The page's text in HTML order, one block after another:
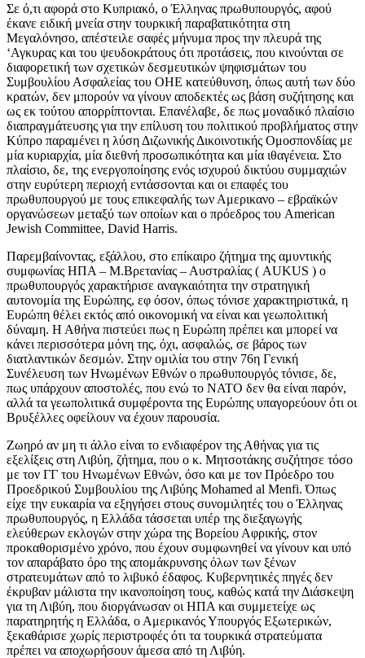
Σε ό,τι αφορά στο Κυπριακό, ο Έλληνας πρωθυπουργός, αφού
έκανε ειδική μνεία στην τουρκική παραβατικότητα στη
Μεγαλόνησο, απέστειλε σαφές μήνυμα προς την πλευρά της
‘Αγκυρας και του ψευδοκράτους ότι προτάσεις, που κινούνται σε
διαφορετική των σχετικών δεσμευτικών ψηφισμάτων του
Συμβουλίου Ασφαλείας του ΟΗΕ κατεύθυνση, όπως αυτή των δύο
κρατών, δεν μπορούν να γίνουν αποδεκτές ως βάση συζήτησης και
ως εκ τούτου απορρίπτονται. Επανέλαβε, δε πως μοναδικό πλαίσιο
διαπραγμάτευσης για την επίλυση του πολιτικού προβλήματος στην
Κύπρο παραμένει η λύση Διζωνικής Δικοινοτικής Ομοσπονδίας με
μία κυριαρχία, μία διεθνή προσωπικότητα και μία ιθαγένεια. Στο
πλαίσιο, δε, της ενεργοποίησης ενός ισχυρού δικτύου συμμαχιών
στην ευρύτερη περιοχή εντάσσονται και οι επαφές του
πρωθυπουργού με τους επικεφαλής των Αμερικανο – εβραϊκών
οργανώσεων μεταξύ των οποίων και ο πρόεδρος του American
Jewish Committee, David Harris.
Παρεμβαίνοντας, εξάλλου, στο επίκαιρο ζήτημα της αμυντικής
συμφωνίας ΗΠΑ – Μ.Βρετανίας – Αυστραλίας ( AUKUS ) ο
πρωθυπουργός χαρακτήρισε αναγκαιότητα την στρατηγική
αυτονομία της Ευρώπης, εφ όσον, όπως τόνισε χαρακτηριστικά, η
Ευρώπη θέλει εκτός από οικονομική να είναι και γεωπολιτική
δύναμη. Η Αθήνα πιστεύει πως η Ευρώπη πρέπει και μπορεί να
κάνει περισσότερα μόνη της, όχι, ασφαλώς, σε βάρος των
διατλαντικών δεσμών. Στην ομιλία του στην 76η Γενική
Συνέλευση των Ηνωμένων Εθνών ο πρωθυπουργός τόνισε, δε,
πως υπάρχουν αποστολές, που ενώ το ΝΑΤΟ δεν θα είναι παρόν,
αλλά τα γεωπολιτικά συμφέροντα της Ευρώπης υπαγορεύουν ότι οι
Βρυξέλλες οφείλουν να έχουν παρουσία.
Ζωηρό αν μη τι άλλο είναι το ενδιαφέρον της Αθήνας για τις
εξελίξεις στη Λιβύη, ζήτημα, που ο κ. Μητσοτάκης συζήτησε τόσο
με τον ΓΓ του Ηνωμένων Εθνών, όσο και με τον Πρόεδρο του
Προεδρικού Συμβουλίου της Λιβύης Mohamed al Menfi. Όπως
είχε την ευκαιρία να εξηγήσει στους συνομιλητές του ο Έλληνας
πρωθυπουργός, η Ελλάδα τάσσεται υπέρ της διεξαγωγής
ελεύθερων εκλογών στην χώρα της Βορείου Αφρικής, στον
προκαθορισμένο χρόνο, που έχουν συμφωνηθεί να γίνουν και υπό
τον απαράβατο όρο της απομάκρυνσης όλων των ξένων
στρατευμάτων από το λιβυκό έδαφος. Κυβερνητικές πηγές δεν
έκρυβαν μάλιστα την ικανοποίηση τους, καθώς κατά την Διάσκεψη
για τη Λιβύη, που διοργάνωσαν οι ΗΠΑ και συμμετείχε ως
παρατηρητής η Ελλάδα, ο Αμερικανός Υπουργός Εξωτερικών,
ξεκαθάρισε χωρίς περιστροφές ότι τα τουρκικά στρατεύματα
πρέπει να αποχωρήσουν άμεσα από τη Λιβύη.